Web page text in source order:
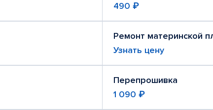
490 ₽
Ремонт материнской
Узнать цену
Перепрошивка
1 090 ₽